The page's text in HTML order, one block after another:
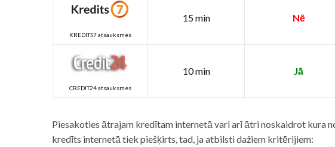
KREDITS7 atsauksmes
15 min Nē
CREDIT24 atsauksmes
10 min Jā
Piesakoties ātrajam kredītam internetā vari arī ātri noskaidrot kura
kredīts internetā tiek piešķirts, tad, ja atbilsti dažiem kritērijiem: